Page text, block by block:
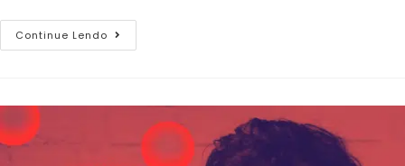
Continue Lendo